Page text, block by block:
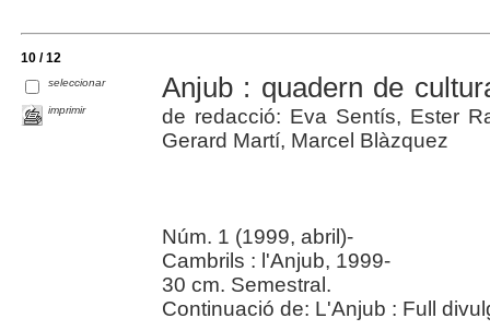
10 / 12
seleccionar
imprimir
Anjub : quadern de
de redacció: Eva Sentís, Ester
Gerard Martí, Marcel Blàzquez
Núm. 1 (1999, abril)-
Cambrils : l'Anjub, 1999-
30 cm. Semestral.
Continuació de: L'Anjub : Full